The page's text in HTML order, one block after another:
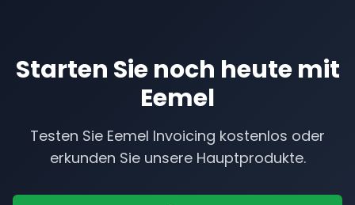
Starten Sie noch heute mit
Eemel
Testen Sie Eemel Invoicing kostenlos oder
erkunden Sie unsere Hauptprodukte.